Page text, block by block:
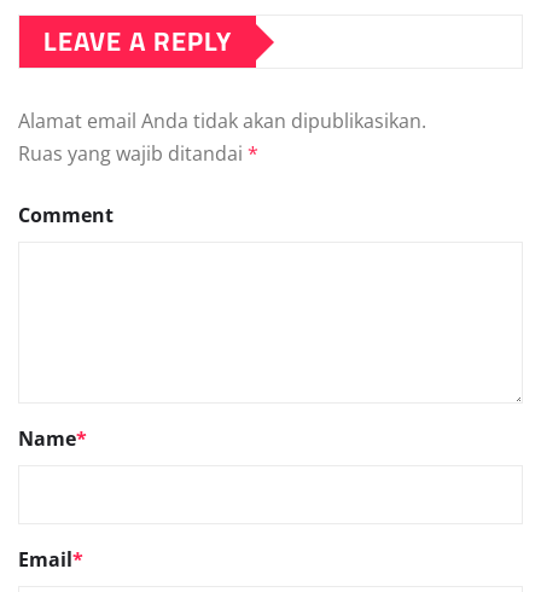
LEAVE A REPLY
Alamat email Anda tidak akan dipublikasikan.
Ruas yang wajib ditandai *
Comment
Name*
Email*